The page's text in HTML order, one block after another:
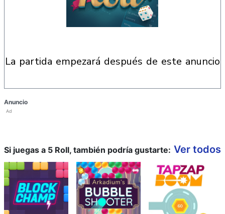
la partida empezará después de este anuncio
Anuncio
Ad
Si juegas a 5 Roll, también podría gustarte: Ver todos